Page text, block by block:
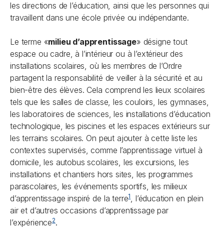
les directions de l’éducation, ainsi que les personnes qui
travaillent dans une école privée ou indépendante.
Le terme «milieu d’apprentissage» désigne tout
espace ou cadre, à l’intérieur ou à l’extérieur des
installations scolaires, où les membres de l’Ordre
partagent la responsabilité de veiller à la sécurité et au
bien-être des élèves. Cela comprend les lieux scolaires
tels que les salles de classe, les couloirs, les gymnases,
les laboratoires de sciences, les installations d’éducation
technologique, les piscines et les espaces extérieurs sur
les terrains scolaires. On peut ajouter à cette liste les
contextes supervisés, comme l’apprentissage virtuel à
domicile, les autobus scolaires, les excursions, les
installations et chantiers hors sites, les programmes
parascolaires, les événements sportifs, les milieux
d’apprentissage inspiré de la terre1, l’éducation en plein
air et d’autres occasions d’apprentissage par
l’expérience2.